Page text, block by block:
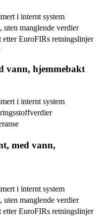
i internt system
uten manglende verdier
etter EuroFIRs retningslinjer
vann, hjemmebakt
i internt system
med vann,
i internt system
uten manglende verdier
etter EuroFIRs retningslinjer